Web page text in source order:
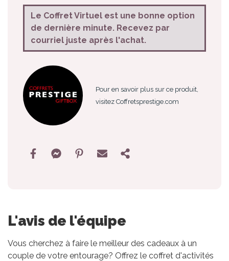
Le Coffret Virtuel est une bonne option
de dernière minute. Recevez par
courriel juste après l'achat.
Pour en savoir plus sur ce produit,
visitez Coffretsprestige.com
L'avis de l'équipe
Vous cherchez à faire le meilleur des cadeaux à un
couple de votre entourage? Offrez le coffret d'activités